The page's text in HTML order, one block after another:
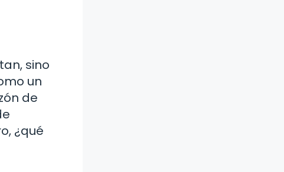
sino
un
de
¿qué